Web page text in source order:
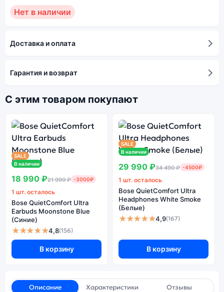
Нет в наличии
Доставка и оплата
Гарантия и возврат
С этим товаром покупают
SALE
В наличии
18 990 ₽21 990 ₽ -3000₽
1 шт. осталось
Bose QuietComfort Ultra
Earbuds Moonstone Blue
(Синие)
★★★★★4,8(156)
В корзину
SALE
В наличии
29 990 ₽34 490 ₽ -4500₽
1 шт. осталось
Bose QuietComfort Ultra
Headphones White Smoke
(Белые)
★★★★★4,9(167)
В корзину
Описание Характеристики Отзывы